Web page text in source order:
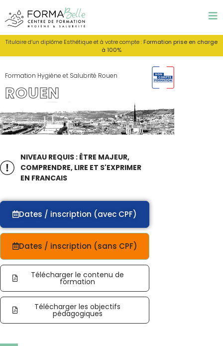
Titulaire d’un diplôme Esthétique et à votre compte : Formation prise en charge
à 100%
Formation Hygiène et Salubrité Rouen
ROUEN
NIVEAU REQUIS : ÊTRE MAJEUR,
COMPRENDRE, LIRE ET S'EXPRIMER
EN FRANCAIS
Dates / inscription (avec CPF)
Dates / inscription (sans CPF)
Télécharger le contenu de
formation
Télécharger les objectifs
pédagogiques